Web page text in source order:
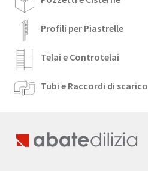
Profili per Piastrelle
Telai e Controtelai
Tubi e Raccordi di scarico